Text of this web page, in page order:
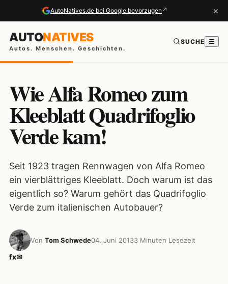
AutoNatives.de bei Google bevorzugen ↗ ×
AUTONATIVES
Autos. Menschen. Geschichten.
SUCHE ☰
Wie Alfa Romeo zum
Kleeblatt Quadrifoglio
Verde kam!
Seit 1923 tragen Rennwagen von Alfa Romeo
ein vierblättriges Kleeblatt. Doch warum ist das
eigentlich so? Warum gehört das Quadrifoglio
Verde zum italienischen Autobauer?
Von Tom Schwede04. Juni 20133 Minuten Lesezeit
fx✉